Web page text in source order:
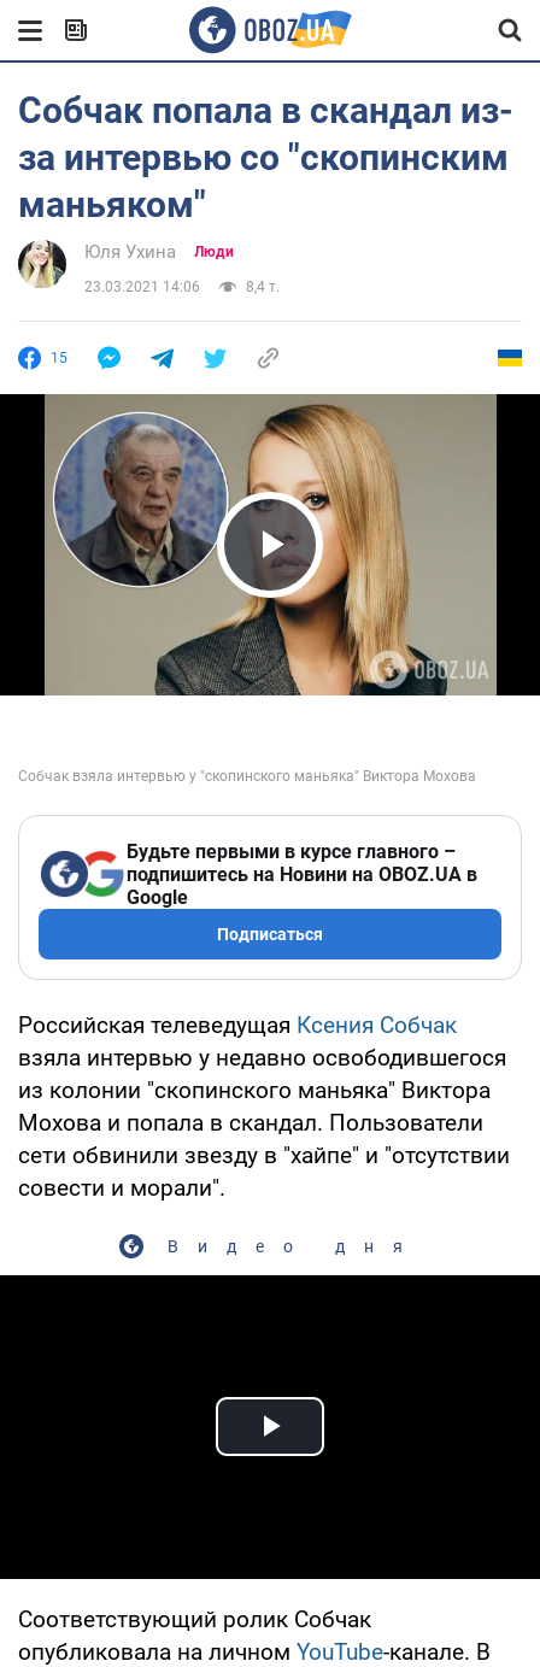
Собчак попала в скандал из-
за интервью со "скопинским
маньяком"
Юля Ухина Люди
23.03.2021 14:06 8,4 т.
15
Play Video
Будьте первыми в курсе главного –
подпишитесь на Новини на OBOZ.UA в
Google
Подписаться
Российская телеведущая Ксения Собчак
взяла интервью у недавно освободившегося
из колонии "скопинского маньяка" Виктора
Мохова и попала в скандал. Пользователи
сети обвинили звезду в "хайпе" и "отсутствии
совести и морали".
Видео дня
Play Video
Соответствующий ролик Собчак
опубликовала на личном YouTube-канале. В